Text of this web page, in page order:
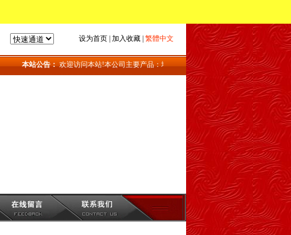
设为首页| 加入收藏| 繁體中文
本站公告： 欢迎访问本站!本公司主要产品：地磅_上海地磅_地磅维修